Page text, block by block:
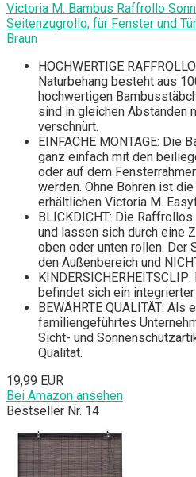
Victoria M. Bambus Raffrollo
Seitenzugrollo, für Fenster und
Braun
HOCHWERTIGE
Naturbehang besteht aus
hochwertigen
sind in gleichen Abständen
verschnürt.
EINFACHE MONTAGE: Die
ganz einfach mit den
oder auf dem
werden. Ohne Bohren ist
erhältlichen Victoria M.
BLICKDICHT: Die
und lassen sich durch eine
oben oder unten rollen. Der
den Außenbereich und
befindet sich ein
BEWÄHRTE QUALITÄT: Als
familiengeführtes
Sicht- und
Qualität.
19,99 EUR
Bei Amazon ansehen
Bestseller Nr. 14